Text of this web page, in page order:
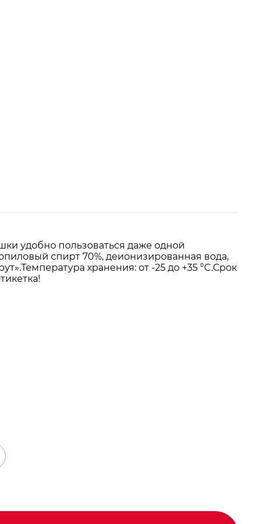
удобно пользоваться даже одной
спирт 70%, деионизированная вода,
хранения: от -25 до +35 °C.Срок